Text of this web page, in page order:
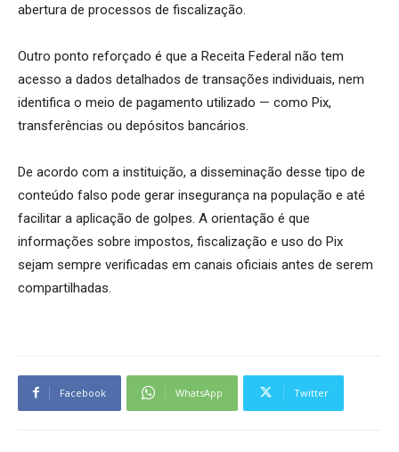
abertura de processos de fiscalização.
Outro ponto reforçado é que a Receita Federal não tem
acesso a dados detalhados de transações individuais, nem
identifica o meio de pagamento utilizado — como Pix,
transferências ou depósitos bancários.
De acordo com a instituição, a disseminação desse tipo de
conteúdo falso pode gerar insegurança na população e até
facilitar a aplicação de golpes. A orientação é que
informações sobre impostos, fiscalização e uso do Pix
sejam sempre verificadas em canais oficiais antes de serem
compartilhadas.
Facebook WhatsApp Twitter